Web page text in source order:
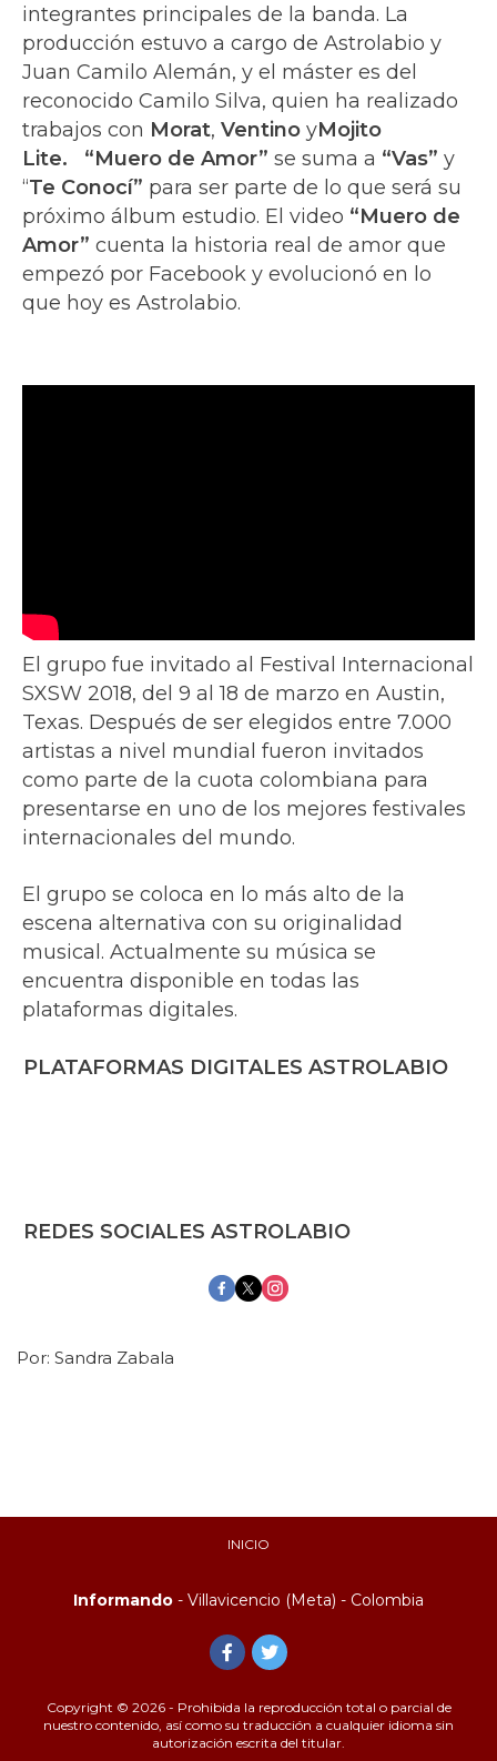
integrantes principales de la banda. La
producción estuvo a cargo de Astrolabio y
Juan Camilo Alemán, y el máster es del
reconocido Camilo Silva, quien ha realizado
trabajos con Morat, Ventino yMojito
Lite.
“Muero de Amor” se suma a “Vas” y
“Te Conocí” para ser parte de lo que será su
próximo álbum estudio. El video “Muero de
Amor” cuenta la historia real de amor que
empezó por Facebook y evolucionó en lo
que hoy es Astrolabio.
El grupo fue invitado al Festival Internacional
SXSW 2018, del 9 al 18 de marzo en Austin,
Texas. Después de ser elegidos entre 7.000
artistas a nivel mundial fueron invitados
como parte de la cuota colombiana para
presentarse en uno de los mejores festivales
internacionales del mundo.
El grupo se coloca en lo más alto de la
escena alternativa con su originalidad
musical. Actualmente su música se
encuentra disponible en todas las
plataformas digitales.
PLATAFORMAS DIGITALES ASTROLABIO
REDES SOCIALES ASTROLABIO
Por: Sandra Zabala
INICIO
Informando - Villavicencio (Meta) - Colombia
Copyright © 2026 - Prohibida la reproducción total o parcial de
nuestro contenido, así como su traducción a cualquier idioma sin
autorización escrita del titular.